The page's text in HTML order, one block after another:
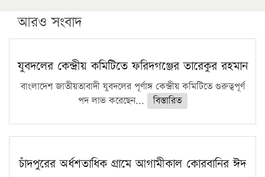
পিএইচডি করছেন কুয়েটের কৃতি…
সারা দেশে বজ্রাঘাতে ১৪ জনের প্রাণহানি
কঠোর হচ্ছে এসএসসি ও এইচএসসি পরীক্ষা
ফরিদগঞ্জে আগুনে পুড়লো ৬ ব্যবসা প্রতিষ্ঠান
আরও সংবাদ
যুবদলের কেন্দ্রীয় কমিটিতে ফরিদগঞ্জের তারেকুর রহমান
বাংলাদেশ জাতীয়তাবাদী যুবদলের পূর্ণাঙ্গ কেন্দ্রীয় কমিটিতে গুরুত্বপূর্ণ
পদ লাভ করেছেন...
বিস্তারিত
চাঁদপুরের অর্ধশতাধিক গ্রামে আগামীকাল কোরবানির ঈদ